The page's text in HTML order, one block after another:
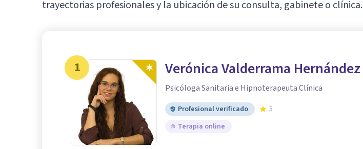
trayectorias profesionales y la ubicación de su consulta, gabinete o clínica.
1 Verónica Valderrama Hernández
Psicóloga Sanitaria e Hipnoterapeuta Clínica
Profesional verificado
5
Terapia online